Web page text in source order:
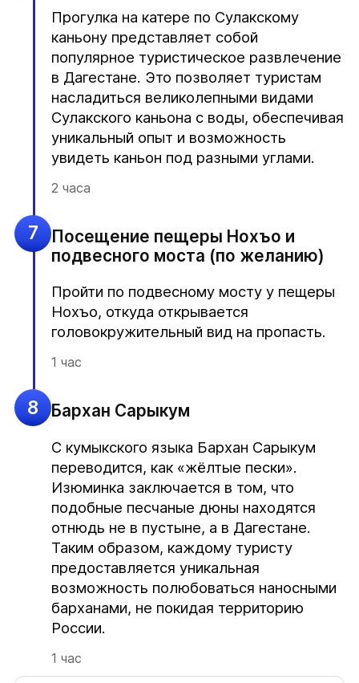
Прогулка на катере по Сулакскому
каньону представляет собой
популярное туристическое развлечение
в Дагестане. Это позволяет туристам
насладиться великолепными видами
Сулакского каньона с воды, обеспечивая
уникальный опыт и возможность
увидеть каньон под разными углами.
2 часа
7
Посещение пещеры Нохъо и
подвесного моста (по желанию)
Пройти по подвесному мосту у пещеры
Нохъо, откуда открывается
головокружительный вид на пропасть.
1 час
8 Бархан Сарыкум
С кумыкского языка Бархан Сарыкум
переводится, как «жёлтые пески».
Изюминка заключается в том, что
подобные песчаные дюны находятся
отнюдь не в пустыне, а в Дагестане.
Таким образом, каждому туристу
предоставляется уникальная
возможность полюбоваться наносными
барханами, не покидая территорию
России.
1 час